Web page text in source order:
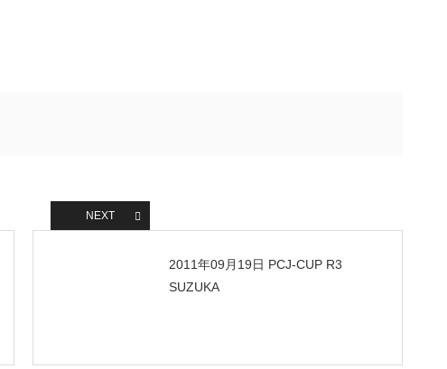
NEXT
2011年09月19日 PCJ-CUP R3
SUZUKA